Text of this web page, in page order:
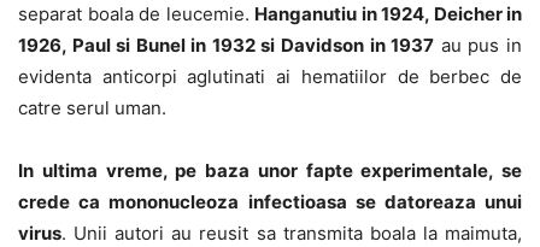
separat boala de leucemie. Hanganutiu in 1924, Deicher in
1926, Paul si Bunel in 1932 si Davidson in 1937 au pus in
evidenta anticorpi aglutinati ai hematiilor de berbec de
catre serul uman.
In ultima vreme, pe baza unor fapte experimentale, se
crede ca mononucleoza infectioasa se datoreaza unui
virus. Unii autori au reusit sa transmita boala la maimuta,